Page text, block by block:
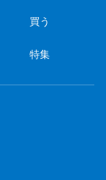
買う
特集